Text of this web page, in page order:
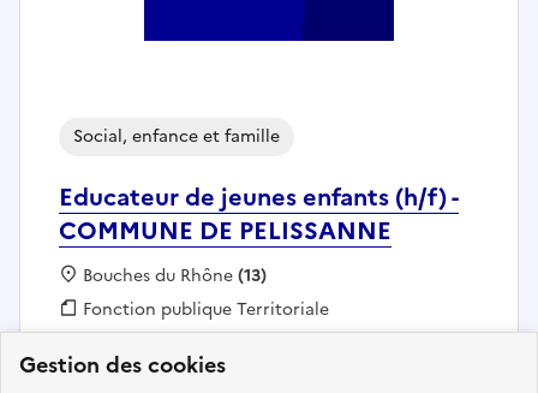
Gestion des cookies
Educateur de jeunes enfants (h/f) -
COMMUNE DE PELISSANNE
Social, enfance et famille
Localisation :
Bouches du Rhône(13)
Fonction publique :
Fonction publique Territoriale
En ligne depuis le 24 juillet 2026